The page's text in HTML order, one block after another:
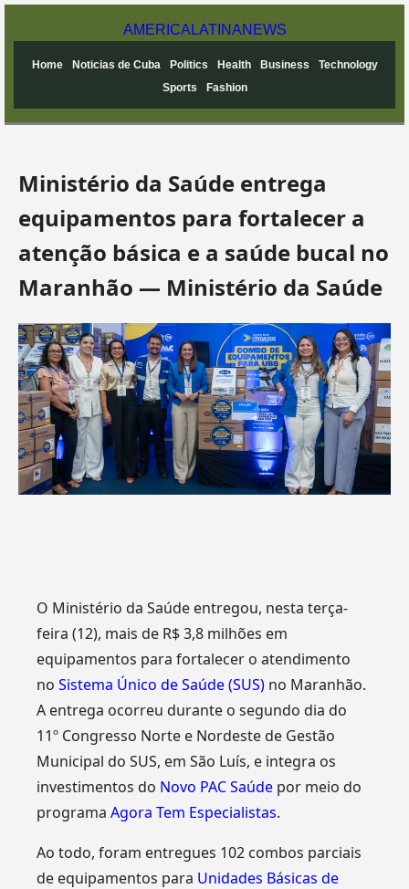
AMERICA LATINANEWS
Home Noticias de Cuba Politics Health Business
Technology
Sports
Fashion
Ministério da Saúde entrega
equipamentos para fortalecer a
atenção básica e a saúde bucal no
Maranhão — Ministério da Saúde
O Ministério da Saúde entregou, nesta terça-
feira (12), mais de R$ 3,8 milhões em
equipamentos para fortalecer o atendimento
noSistema Único de Saúde (SUS) no Maranhão.
A entrega ocorreu durante o segundo dia do
11º Congresso Norte e Nordeste de Gestão
Municipal do SUS, em São Luís, e integra os
investimentos do Novo PAC Saúde por meio do
programaAgora Tem Especialistas.
Ao todo, foram entregues 102 combos parciais
de equipamentos para Unidades Básicas de